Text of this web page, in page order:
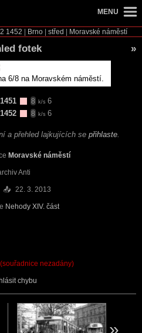
1452 Brno střed Moravské náměstí
fotek »
6/8 na Moravském náměstí.
1451 8 k/s 6
1452 8 k/s 6
a přehled lajkujících se přihlaste
Moravské náměstí
Anti
📤 22. 3. 2013
Nehody XIV. část
(souřadnice nezadány)
chybu
MENU